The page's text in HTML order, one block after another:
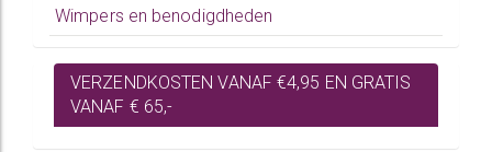
Wimpers en benodigdheden
VERZENDKOSTEN VANAF €4,95 EN GRATIS
VANAF € 65,-